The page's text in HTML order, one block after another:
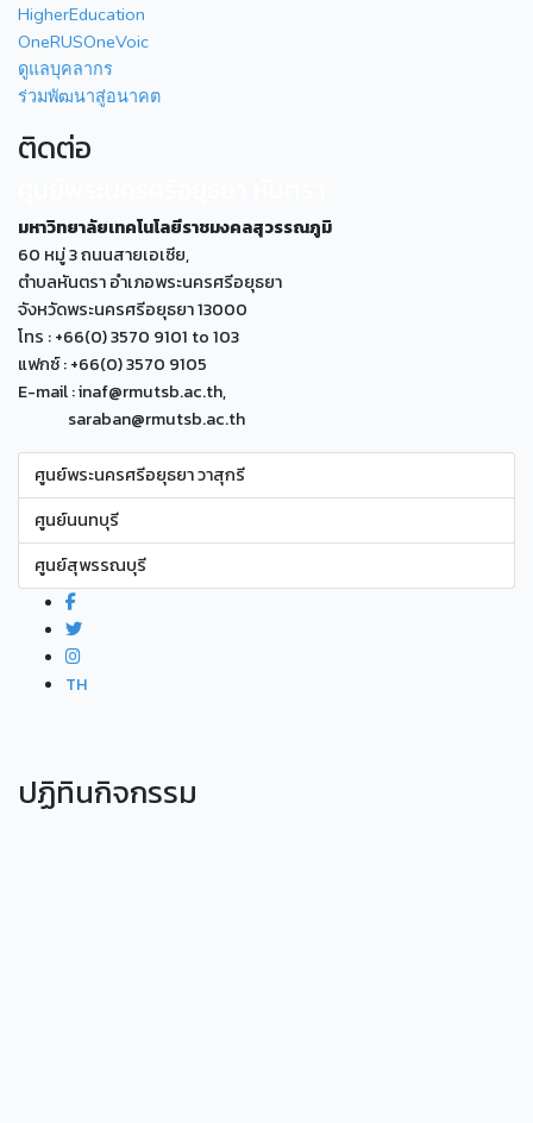
HigherEducation
OneRUSOneVoic
ดูแลบุคลากร
ร่วมพัฒนาสู่อนาคต
ติดต่อ
มหาวิทยาลัยเทคโนโลยีราชมงคลสุวรรณภูมิ
60 หมู่ 3 ถนนสายเอเซีย,
ตำบลหันตรา อำเภอพระนครศรีอยุธยา
จังหวัดพระนครศรีอยุธยา 13000
โทร : +66(0) 3570 9101 to 103
แฟกซ์ : +66(0) 3570 9105
E-mail : inaf@rmutsb.ac.th,
saraban@rmutsb.ac.th
ศูนย์พระนครศรีอยุธยา วาสุกรี
ศูนย์นนทบุรี
ศูนย์สุพรรณบุรี
TH
ปฏิทินกิจกรรม